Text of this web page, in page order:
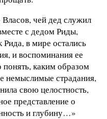
чей дед служил
с дедом Риды,
в мире остались
и воспоминания ее
каким образом
немыслимые страдания,
свою целостность,
представление о
и глубину…»